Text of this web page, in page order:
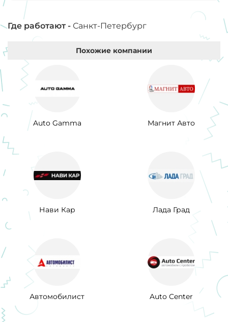
Где работают - Санкт-Петербург
Похожие компании
Auto Gamma Магнит Авто
Нави Кар Лада Град
Автомобилист Auto Center